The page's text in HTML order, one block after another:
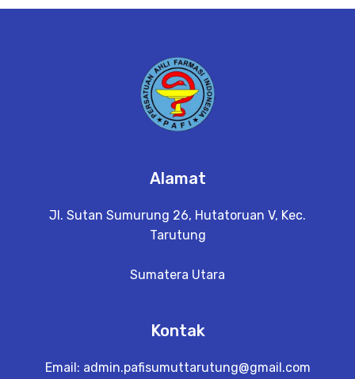
Alamat
Jl. Sutan Sumurung 26, Hutatoruan V, Kec.
Tarutung
Sumatera Utara
Kontak
Email: admin.pafisumuttarutung@gmail.com